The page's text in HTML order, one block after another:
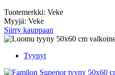
Tuotemerkki: Veke
Myyjä: Veke
Siirry kauppaan
Tyynyt